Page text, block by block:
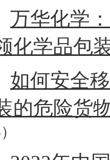
万华化学
化学品包
如何安全
的危险货